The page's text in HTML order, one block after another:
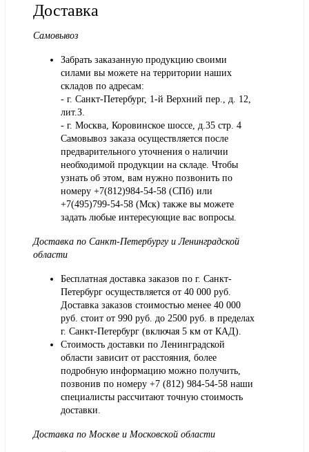
Доставка
Самовывоз
Забрать заказанную продукцию своими
силами вы можете на территории наших
складов по адресам:
- г. Санкт-Петербург, 1-й Верхний пер., д. 12,
лит.З.
- г. Москва, Коровинское шоссе, д.35 стр. 4
Самовывоз заказа осуществляется после
предварительного уточнения о наличии
необходимой продукции на складе. Чтобы
узнать об этом, вам нужно позвонить по
номеру +7(812)984-54-58 (СПб) или
+7(495)799-54-58 (Мск) также вы можете
задать любые интересующие вас вопросы.
Доставка по Санкт-Петербургу и Ленинградской
области
Бесплатная доставка заказов по г. Санкт-
Петербург осуществляется от 40 000 руб.
Доставка заказов стоимостью менее 40 000
руб. стоит от 990 руб. до 2500 руб. в пределах
г. Санкт-Петербург (включая 5 км от КАД).
Стоимость доставки по Ленинградской
области зависит от расстояния, более
подробную информацию можно получить,
позвонив по номеру +7 (812) 984-54-58 наши
специалисты рассчитают точную стоимость
доставки.
Доставка по Москве и Московской области